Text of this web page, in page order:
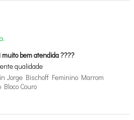
muito bem atendida ????
qualidade
Jorge Bischoff Feminino Marrom
Bloco Couro